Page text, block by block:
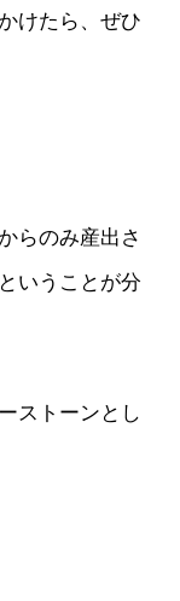
けたら、ぜひ
らのみ産出さ
いうことが分
ストーンとし